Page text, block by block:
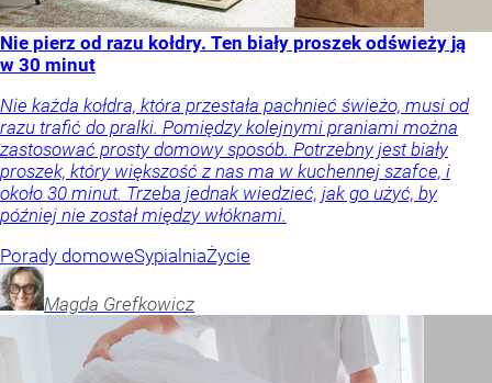
Nie pierz od razu kołdry. Ten biały proszek odświeży ją
w 30 minut
Nie każda kołdra, która przestała pachnieć świeżo, musi od
razu trafić do pralki. Pomiędzy kolejnymi praniami można
zastosować prosty domowy sposób. Potrzebny jest biały
proszek, który większość z nas ma w kuchennej szafce, i
około 30 minut. Trzeba jednak wiedzieć, jak go użyć, by
później nie został między włóknami.
Porady domoweSypialniaŻycie
Magda Grefkowicz